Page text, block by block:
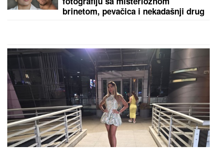
stiže samo čamcem (VIDEO)